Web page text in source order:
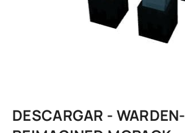
DESCARGAR - WARDEN-